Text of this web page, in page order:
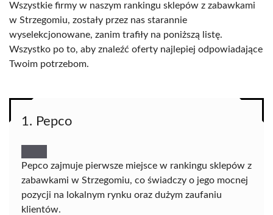
Wszystkie firmy w naszym rankingu sklepów z zabawkami
w Strzegomiu, zostały przez nas starannie
wyselekcjonowane, zanim trafiły na poniższą listę.
Wszystko po to, aby znaleźć oferty najlepiej odpowiadające
Twoim potrzebom.
1. Pepco
Pepco zajmuje pierwsze miejsce w rankingu sklepów z
zabawkami w Strzegomiu, co świadczy o jego mocnej
pozycji na lokalnym rynku oraz dużym zaufaniu
klientów.